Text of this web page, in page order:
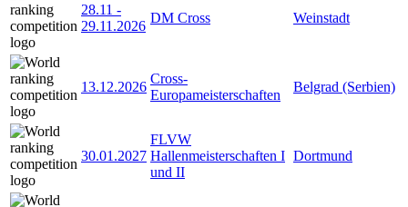
28.11 -
29.11.2026
DM Cross Weinstadt
13.12.2026
Cross-
Europameisterschaften
Belgrad (Serbien)
30.01.2027
FLVW
Hallenmeisterschaften I
und II
Dortmund